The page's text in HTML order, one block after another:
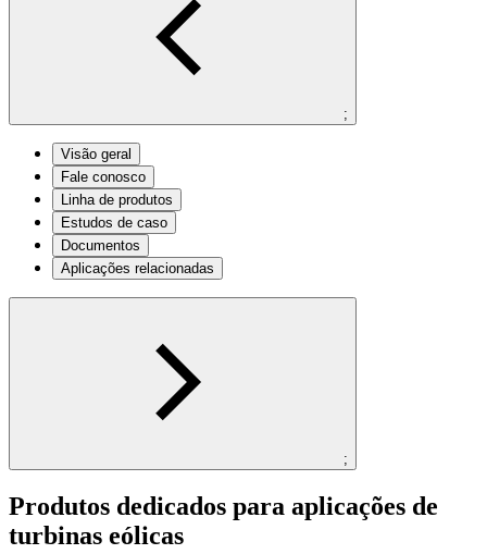
;
Visão geral
Fale conosco
Linha de produtos
Estudos de caso
Documentos
Aplicações relacionadas
;
Produtos dedicados para aplicações de
turbinas eólicas